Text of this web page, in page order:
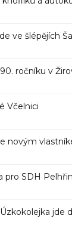
ve šlépějích
ročníku v
Včelnici
novým
pro SDH
jde